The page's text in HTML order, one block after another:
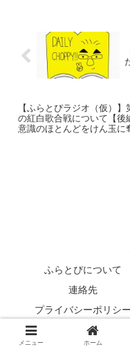
【ふらとぴラジオ（仮）
の紅白歌合戦について【後
意識のほとんどをけん玉に
ふらとぴについて
連絡先
プライバシーポリシー
メニュー ホーム